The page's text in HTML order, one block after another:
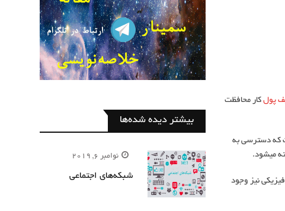
پول کار محافظت
که دسترسی به
نیز وجود
بیشتر دیده شده‌ها
نوامبر 6, 2019
شبکه‌های اجتماعی